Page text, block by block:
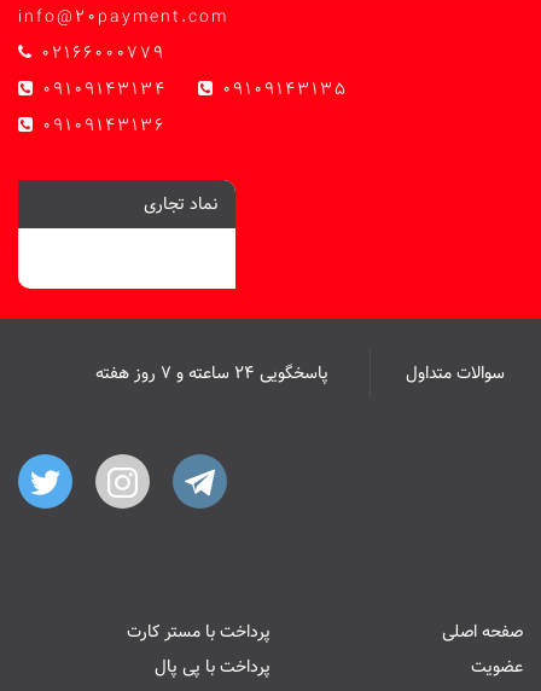
info@20payment.com
02166000779
09109143134
09109143135
09109143136
نماد تجاری
سوالات متداول پاسخگویی ۲۴ ساعته و ۷ روز هفته
صفحه اصلی
عضویت
پرداخت با مستر کارت
پرداخت با پی پال